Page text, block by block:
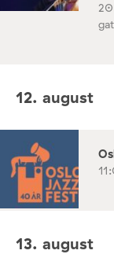
12. august
13. august